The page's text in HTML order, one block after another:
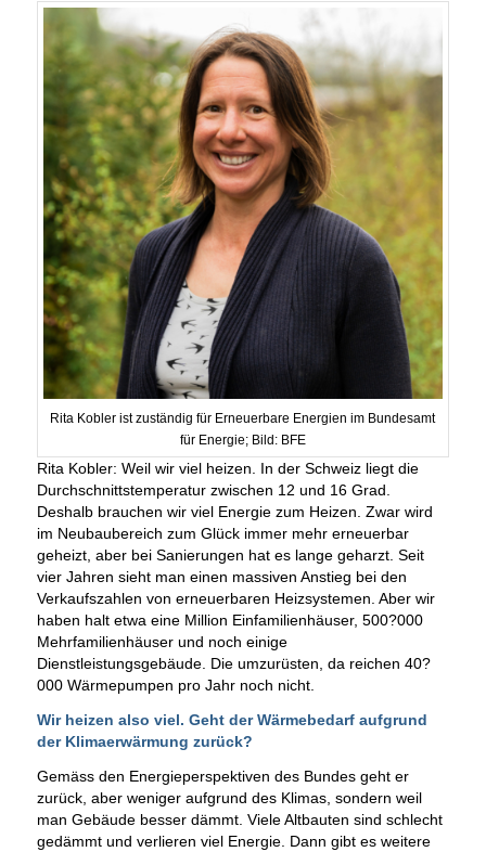
Rita Kobler ist zuständig für Erneuerbare Energien im Bundesamt
für Energie; Bild: BFE
Rita Kobler: Weil wir viel heizen. In der Schweiz liegt die
Durchschnittstemperatur zwischen 12 und 16 Grad.
Deshalb brauchen wir viel Energie zum Heizen. Zwar wird
im Neubaubereich zum Glück immer mehr erneuerbar
geheizt, aber bei Sanierungen hat es lange geharzt. Seit
vier Jahren sieht man einen massiven Anstieg bei den
Verkaufszahlen von erneuerbaren Heizsystemen. Aber wir
haben halt etwa eine Million Einfamilienhäuser, 500?000
Mehrfamilienhäuser und noch einige
Dienstleistungsgebäude. Die umzurüsten, da reichen 40?
000 Wärmepumpen pro Jahr noch nicht.
Wir heizen also viel. Geht der Wärmebedarf aufgrund
der Klimaerwärmung zurück?
Gemäss den Energieperspektiven des Bundes geht er
zurück, aber weniger aufgrund des Klimas, sondern weil
man Gebäude besser dämmt. Viele Altbauten sind schlecht
gedämmt und verlieren viel Energie. Dann gibt es weitere